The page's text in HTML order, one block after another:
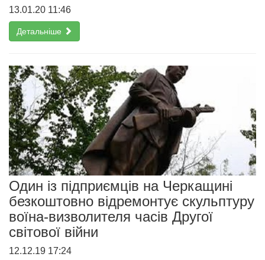
13.01.20 11:46
Детальніше
Один із підприємців на Черкащині
безкоштовно відремонтує скульптуру
воїна-визволителя часів Другої
світової війни
12.12.19 17:24